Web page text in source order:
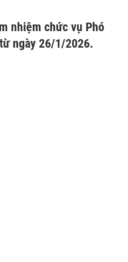
nhiệm chức vụ Phó
ngày 26/1/2026.